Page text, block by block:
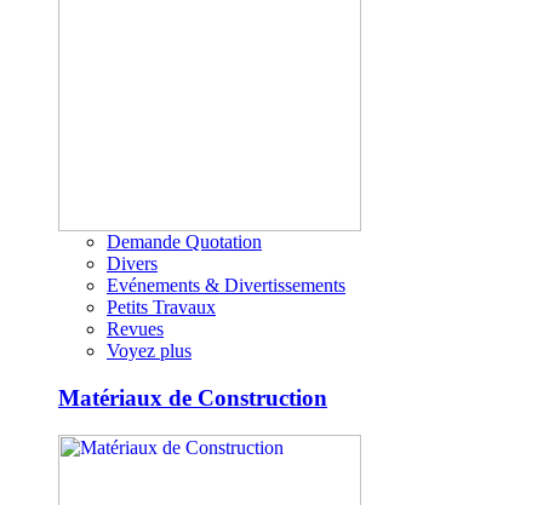
Demande Quotation
Divers
Evénements & Divertissements
Petits Travaux
Revues
Voyez plus
Matériaux de Construction